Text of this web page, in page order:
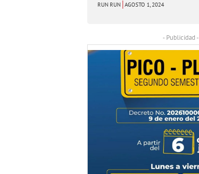
RUN RUN AGOSTO 1, 2024
- Publicidad -